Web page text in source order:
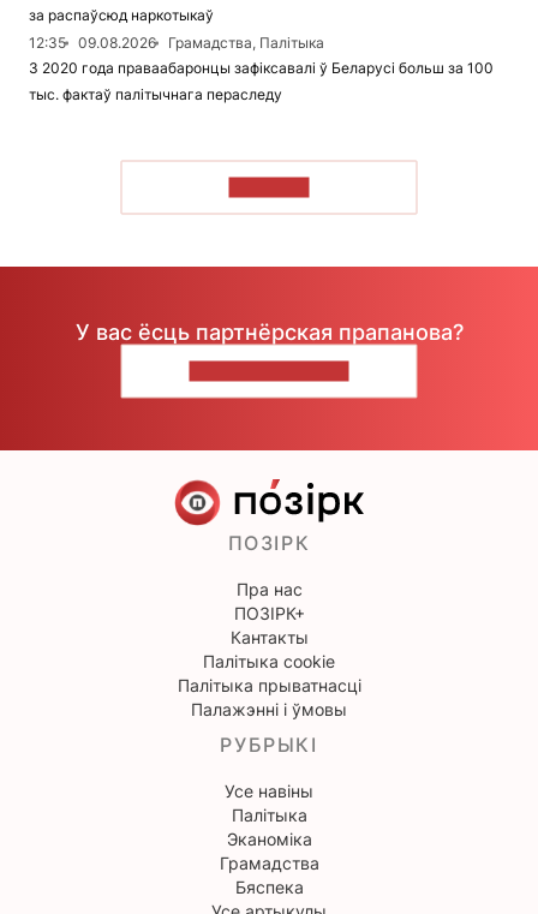
за распаўсюд наркотыкаў
12:35
09.08.2026
Грамадства, Палітыка
З 2020 года праваабаронцы зафіксавалі ў Беларусі больш за 100
тыс. фактаў палітычнага пераследу
У вас ёсць партнёрская прапанова?
ПОЗІРК
Пра нас
ПОЗІРК+
Кантакты
Палітыка cookie
Палітыка прыватнасці
Палажэнні і ўмовы
РУБРЫКІ
Усе навіны
Палітыка
Эканоміка
Грамадства
Бяспека